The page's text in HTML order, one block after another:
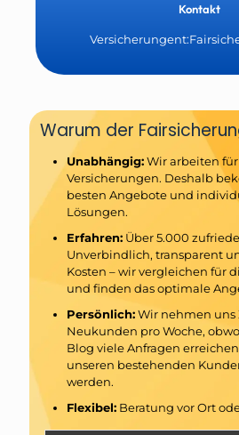
Kontakt
Warum der
Unabhängig:Wir arbeiten
Versicherungen. Deshalb
besten Angebote und
Lösungen.
Erfahren: Über 5.000
Unverbindlich, transparent
Kosten – wir vergleichen für
und finden das optimale
Persönlich:Wir nehmen uns
Neukunden pro Woche,
Blog viele Anfragen
unseren bestehenden
werden.
Flexibel: Beratung vor Ort